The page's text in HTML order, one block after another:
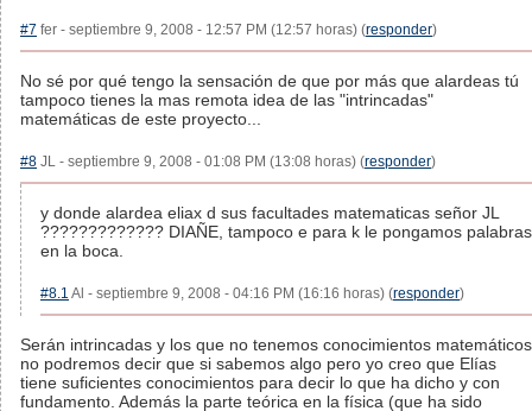
#7 fer - septiembre 9, 2008 - 12:57 PM (12:57 horas) (responder)
No sé por qué tengo la sensación de que por más que alardeas tú
tampoco tienes la mas remota idea de las "intrincadas"
matemáticas de este proyecto...
#8 JL - septiembre 9, 2008 - 01:08 PM (13:08 horas) (responder)
y donde alardea eliax d sus facultades matematicas señor JL
????????????? DIAÑE, tampoco e para k le pongamos palabras
en la boca.
#8.1 Al - septiembre 9, 2008 - 04:16 PM (16:16 horas) (responder)
Serán intrincadas y los que no tenemos conocimientos matemáticos
no podremos decir que si sabemos algo pero yo creo que Elías
tiene suficientes conocimientos para decir lo que ha dicho y con
fundamento. Además la parte teórica en la física (que ha sido